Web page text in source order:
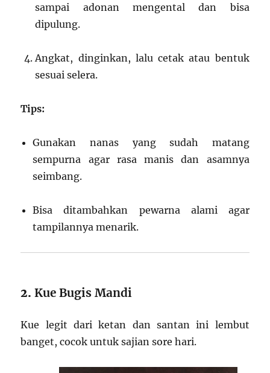
sampai adonan mengental dan bisa
dipulung.
Angkat, dinginkan, lalu cetak atau bentuk
sesuai selera.
Tips:
Gunakan nanas yang sudah matang
sempurna agar rasa manis dan asamnya
seimbang.
Bisa ditambahkan pewarna alami agar
tampilannya menarik.
2.Kue Bugis Mandi
Kue legit dari ketan dan santan ini lembut
banget, cocok untuk sajian sore hari.